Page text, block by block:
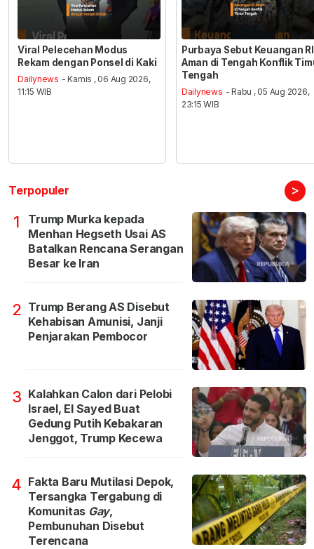
Viral Pelecehan Modus
Rekam dengan Ponsel di Kaki
Dailynews - Kamis , 06 Aug 2026,
11:15 WIB
Purbaya Sebut Keuangan RI
Aman di Tengah Konflik
Tengah
Dailynews - Rabu , 05 Aug 2026,
23:15 WIB
Terpopuler >
1
Trump Murka kepada
Menhan Hegseth Usai AS
Batalkan Rencana Serangan
Besar ke Iran
2 Trump Berang AS Disebut
Kehabisan Amunisi, Janji
Penjarakan Pembocor
3 Kalahkan Calon dari Pelobi
Israel, El Sayed Buat
Gedung Putih Kebakaran
Jenggot, Trump Kecewa
4 Fakta Baru Mutilasi Depok,
Tersangka Tergabung di
Komunitas Gay,
Pembunuhan Disebut
Terencana